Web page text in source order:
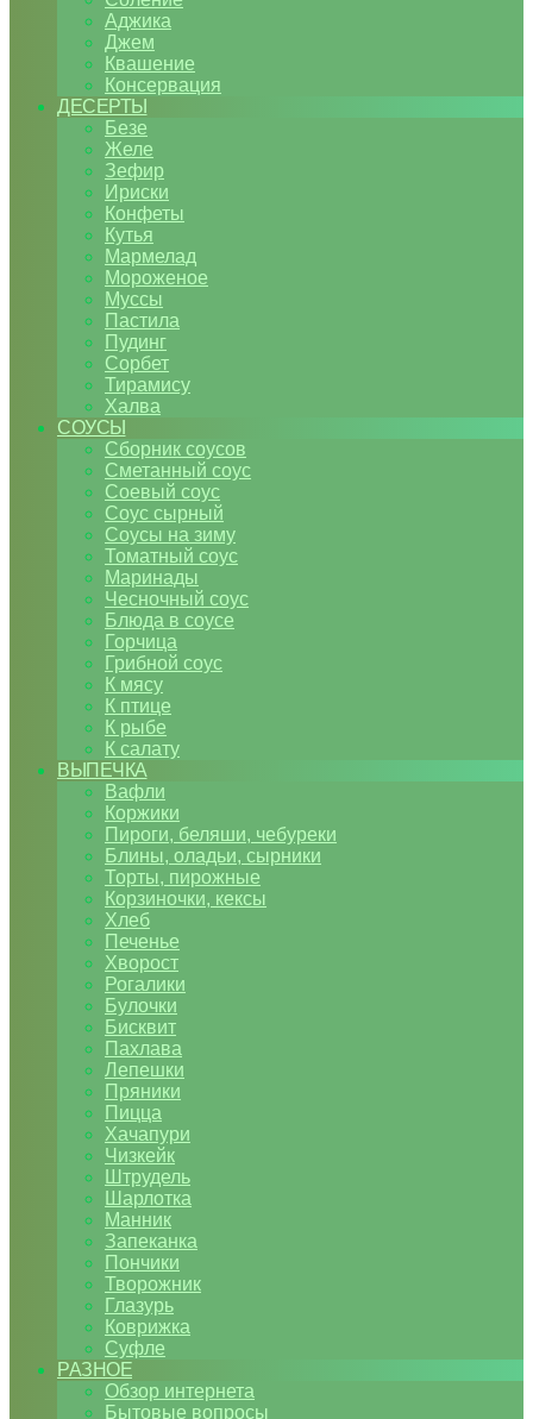
Аджика
Джем
Квашение
Консервация
ДЕСЕРТЫ
Безе
Желе
Зефир
Ириски
Конфеты
Кутья
Мармелад
Мороженое
Муссы
Пастила
Пудинг
Сорбет
Тирамису
Халва
СОУСЫ
Сборник соусов
Сметанный соус
Соевый соус
Соус сырный
Соусы на зиму
Томатный соус
Маринады
Чесночный соус
Блюда в соусе
Горчица
Грибной соус
К мясу
К птице
К рыбе
К салату
ВЫПЕЧКА
Вафли
Коржики
Пироги, беляши, чебуреки
Блины, оладьи, сырники
Торты, пирожные
Корзиночки, кексы
Хлеб
Печенье
Хворост
Рогалики
Булочки
Бисквит
Пахлава
Лепешки
Пряники
Пицца
Хачапури
Чизкейк
Штрудель
Шарлотка
Манник
Запеканка
Пончики
Творожник
Глазурь
Коврижка
Суфле
РАЗНОЕ
Обзор интернета
Бытовые вопросы